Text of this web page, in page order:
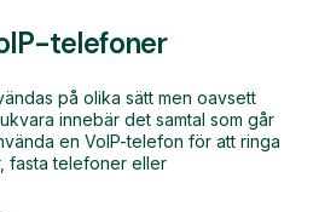
telefoner
på olika sätt men oavsett
innebär det samtal som går
en VoIP-telefon för att ringa
fasta telefoner eller